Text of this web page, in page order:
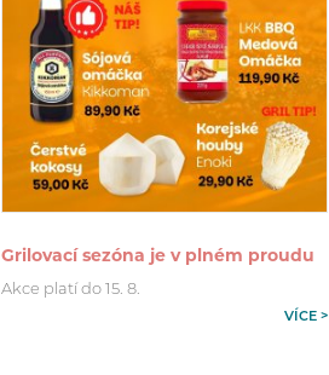
Grilovací sezóna je v plném proudu
Akce platí do 15. 8.
VÍCE >